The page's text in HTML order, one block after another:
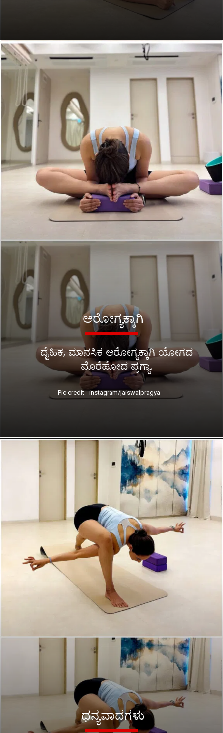
ದೈಹಿಕ, ಮಾನಸಿಕ ಆರೋಗ್ಯಕ್ಕಾಗಿ ಯೋಗದ
ಮೊರೆಹೋದ ಪ್ರಗ್ಯಾ.
ಆರೋಗ್ಯಕ್ಕಾಗಿ
Pic credit - instagram/jaiswalpragya
ಧನ್ಯವಾದಗಳು